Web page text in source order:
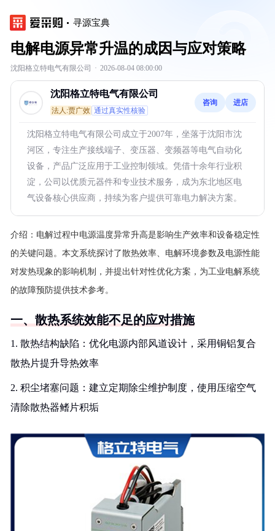
寻源宝典
电解电源异常升温的成因与应对策略
沈阳格立特电气有限公司 · 2026-08-04 08:00:00
沈阳格立特电气有限公司
法人:贾广效 通过真实性核验
咨询 进店
沈阳格立特电气有限公司成立于2007年，坐落于沈阳市沈
河区，专注生产接线端子、变压器、变频器等电气自动化
设备，产品广泛应用于工业控制领域。凭借十余年行业积
淀，公司以优质元器件和专业技术服务，成为东北地区电
气设备核心供应商，持续为客户提供可靠电力解决方案。
介绍： 电解过程中电源温度异常升高是影响生产效率和设备稳定性
的关键问题。本文系统探讨了散热效率、电解环境参数及电源性能
对发热现象的影响机制，并提出针对性优化方案，为工业电解系统
的故障预防提供技术参考。
一、散热系统效能不足的应对措施
1. 散热结构缺陷：优化电源内部风道设计，采用铜铝复合
散热片提升导热效率
2. 积尘堵塞问题：建立定期除尘维护制度，使用压缩空气
清除散热器鳍片积垢